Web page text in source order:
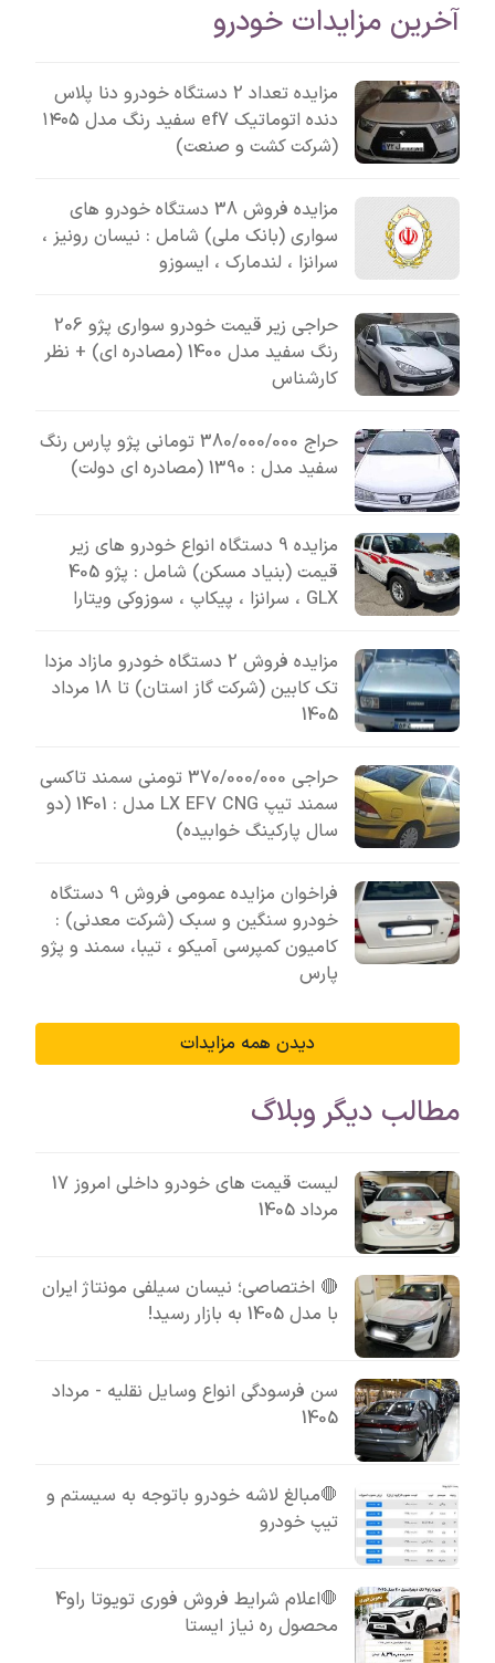
آخرین مزایدات خودرو
مزایده تعداد 2 دستگاه خودرو دنا پلاس
دنده اتوماتیک ef7 سفید رنگ مدل ۱۴۰۵
(شرکت کشت و صنعت)
مزایده فروش 38 دستگاه خودرو های
سواری (بانک ملی) شامل : نیسان رونیز ،
سرانزا ، لندمارک ، ایسوزو
حراجی زیر قیمت خودرو سواری پژو 206
رنگ سفید مدل 1400 (مصادره ای) + نظر
کارشناس
حراج 380/000/000 تومانی پژو پارس رنگ
سفید مدل : 1390 (مصادره ای دولت)
مزایده 9 دستگاه انواع خودرو های زیر
قیمت (بنیاد مسکن) شامل : پژو 405
GLX ، سرانزا ، پیکاپ ، سوزوکی ویتارا
مزایده فروش 2 دستگاه خودرو مازاد مزدا
تک کابین (شرکت گاز استان) تا 18 مرداد
1405
حراجی 370/000/000 تومنی سمند تاکسی
سمند تیپ LX EF7 CNG مدل : 1401 (دو
سال پارکینگ خوابیده)
فراخوان مزایده عمومی فروش 9 دستگاه
خودرو سنگین و سبک (شرکت معدنی) :
کامیون کمپرسی آمیکو ، تیبا، سمند و پژو
پارس
دیدن همه مزایدات
مطالب دیگر وبلاگ
لیست قیمت های خودرو داخلی امروز 17
مرداد 1405
🔴 اختصاصی؛ نیسان سیلفی مونتاژ ایران
با مدل 1405 به بازار رسید!
سن فرسودگی انواع وسایل نقلیه - مرداد
1405
🛑مبالغ لاشه خودرو باتوجه به سیستم و
تیپ خودرو
🛑اعلام شرایط فروش فوری تویوتا راو4
محصول ره نیاز ایستا